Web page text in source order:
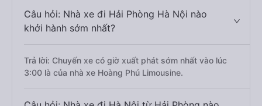
Câu hỏi: Nhà xe đi Hải Phòng Hà Nội nào
khởi hành sớm nhất?
Trả lời: Chuyến xe có giờ xuất phát sớm nhất vào lúc
3:00 là của nhà xe Hoàng Phú Limousine.